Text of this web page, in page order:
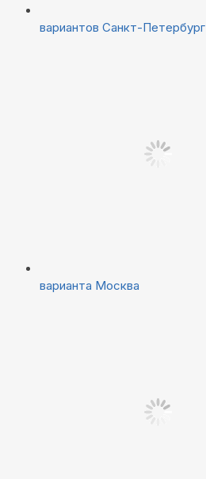
вариантов Санкт-Петербург
варианта Москва